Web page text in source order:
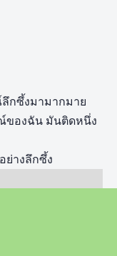
กซึ้งมามากมาย
ของฉัน มันติดหนึ่ง
ย่างลึกซึ้ง